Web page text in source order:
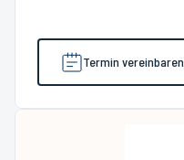
Termin vereinbaren